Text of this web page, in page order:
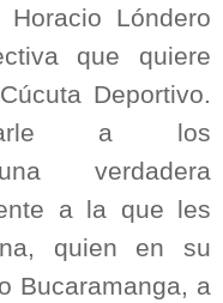
Lóndero
que quiere
Deportivo.
a los
verdadera
a la que les
quien en su
Bucaramanga, a